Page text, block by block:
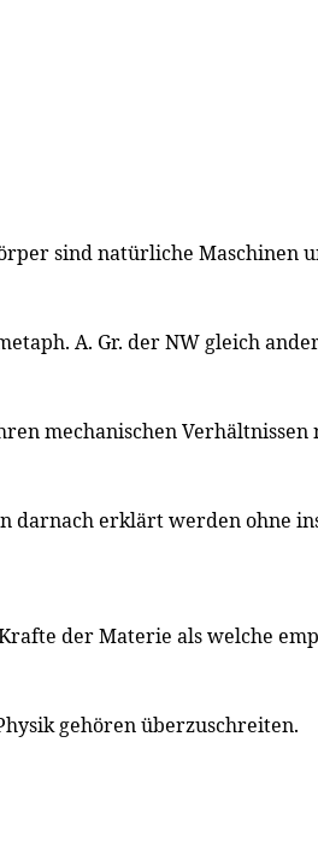
sind natürliche Maschinen
A. Gr. der NW gleich
mechanischen
darnach erklärt werden ohne
der Materie als welche
gehören überzuschreiten.